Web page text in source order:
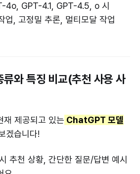
4o, GPT-4.1, GPT-4.5, o 시
업, 고정밀 추론, 멀티모달 작업
와 특징 비교(추천 사용 사
제공되고 있는 ChatGPT 모델
겠습니다!
추천 상황, 간단한 질문/답변 예시